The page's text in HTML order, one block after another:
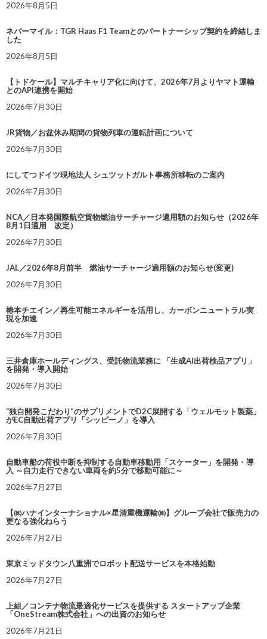
2026年8月5日
ネバーマイル：TGR Haas F1 Teamとのパートナーシップ契約を締結しま
した
2026年8月5日
【トドケール】マルチキャリア化に向けて、2026年7月よりヤマト運輸
とのAPI連携を開始
2026年7月30日
JR貨物／お盆休み期間の貨物列車の運転計画について
2026年7月30日
にしてつドイツ現地法人 シュツットガルト事務所移転のご案内
2026年7月30日
NCA／日本発国際航空貨物燃油サーチャージ適用額のお知らせ（2026年
8月1日適用 改定）
2026年7月30日
JAL／2026年8月前半 燃油サーチャージ適用額のお知らせ(変更)
2026年7月30日
椿本チエイン／再生可能エネルギーを活用し、カーボンニュートラル実
現を加速
2026年7月30日
三井倉庫ホールディングス、受託物流業務に 「生成AI出荷検品アプリ」
を開発・導入開始
2026年7月30日
“独自開発こだわり”のサプリメントでD2C展開する「ウェルモット製薬」
がEC自動出荷アプリ「シッピーノ」を導入
2026年7月30日
自動車船の荷役中断を抑制する自動車移動用「スケーター」を開発・導
入 ～自力走行できない車両を約5分で移動可能に～
2026年7月27日
【㈱ハナインターナショナル×星清重機運輸㈱】グループ会社で販売力の
更なる強化ねらう
2026年7月27日
東京ミッドタウン八重洲でロボット配送サービスを本格始動
2026年7月27日
上組／コンテナ物流最適化サービスを提供する スタートアップ企業
「OneStream株式会社」への出資のお知らせ
2026年7月21日